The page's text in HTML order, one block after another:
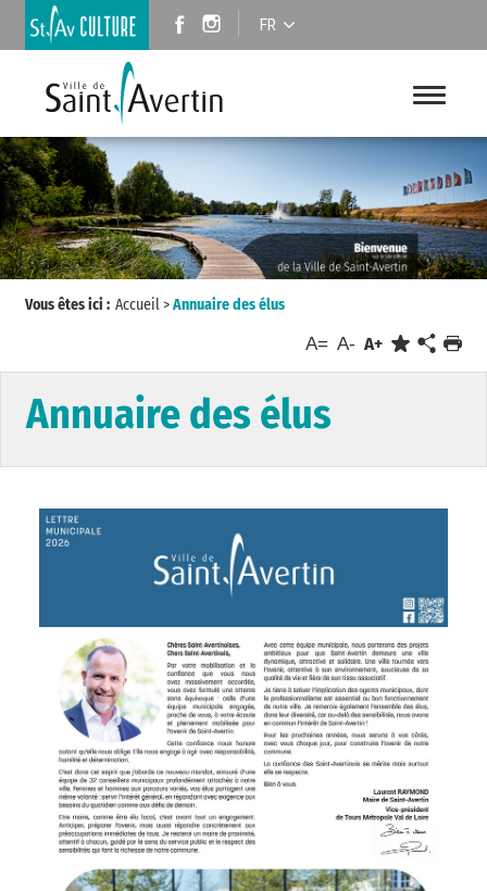
FR
Vous êtes ici : Accueil>Annuaire des élus
A= A- A+
Annuaire des élus